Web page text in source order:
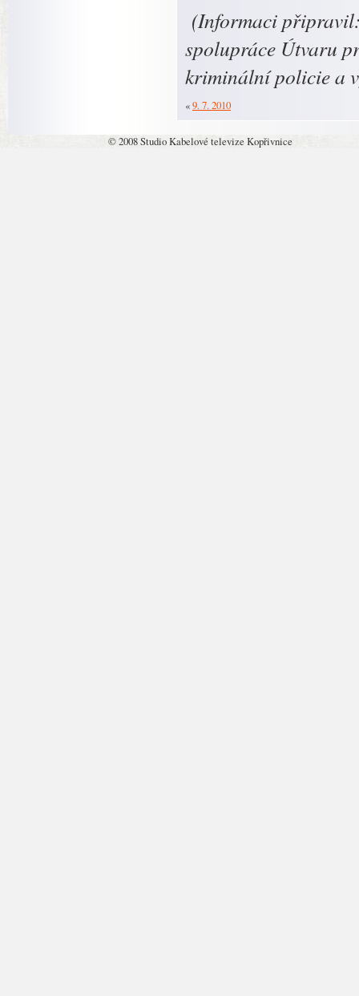
(Informaci
spolupráce Útvaru
kriminální policie a
«9. 7. 2010
© 2008 Studio Kabelové televize Kopřivnice